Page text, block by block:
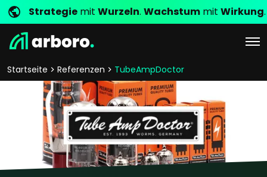
Strategie mit Wurzeln. Wachstum mit Wirkung.
Startseite Referenzen TubeAmpDoctor